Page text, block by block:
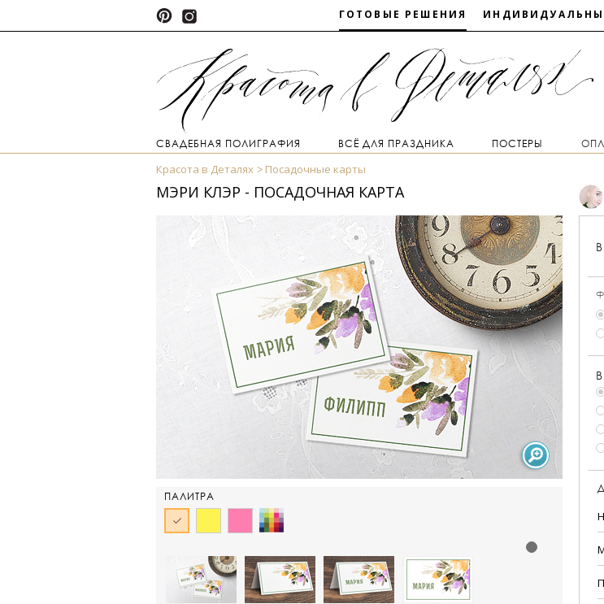
ГОТОВЫЕ РЕШЕНИЯ
СВАДЕБНАЯ ПОЛИГРАФИЯ ВСЁ ДЛЯ ПРАЗДНИКА ПОСТЕРЫ
Красота в Деталях Посадочные карты
МЭРИ КЛЭР - ПОСАДОЧНАЯ КАРТА
ПАЛИТРА